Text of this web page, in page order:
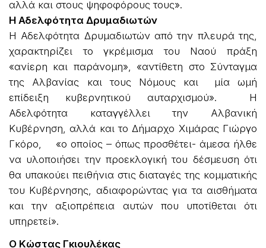
αλλά και στους ψηφοφόρους τους».
Η Αδελφότητα Δρυμαδιωτών
Η Αδελφότητα Δρυμαδιωτών από την πλευρά της,
χαρακτηρίζει το γκρέμισμα του Ναού πράξη
«ανίερη και παράνομη», «αντίθετη στο Σύνταγμα
της Αλβανίας και τους Νόμους και μία ωμή
επίδειξη κυβερνητικού αυταρχισμού». Η
Αδελφότητα καταγγέλλει την Αλβανική
Κυβέρνηση, αλλά και το Δήμαρχο Χιμάρας Γιώργο
Γκόρο, «ο οποίος – όπως προσθέτει- άμεσα ήλθε
να υλοποιήσει την προεκλογική του δέσμευση ότι
θα υπακούει πειθήνια στις διαταγές της κομματικής
του Κυβέρνησης, αδιαφορώντας για τα αισθήματα
και την αξιοπρέπεια αυτών που υποτίθεται ότι
υπηρετεί».
Ο Κώστας Γκιουλέκας